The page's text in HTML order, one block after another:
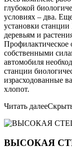
глубокой
условиях – два.
установки
деревьям и
Профилактическое
собственными
автомобиля
станции
израсходованные
хлопот.
Читать далее
ВЫСОКАЯ